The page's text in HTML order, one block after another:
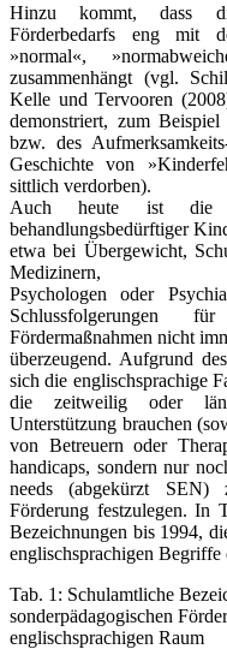
Hinzu kommt, dass
Förderbedarfs eng mit
»normal«,
zusammenhängt (vgl.
Kelle und Tervooren
demonstriert, zum
bzw. des
Geschichte von
sittlich verdorben).
Auch heute ist die
behandlungsbedürftiger
etwa bei Übergewicht,
Medizinern,
Psychologen oder
Schlussfol­gerungen
Fördermaßnahmen nicht
überzeugend. Aufgrund
sich die englischsprachige
die zeitweilig oder
Unterstützung brauchen
von Betreuern oder
handicaps, sondern nur
needs (abgekürzt SEN)
Förderung festzulegen. In
Bezeichnungen bis 1994,
englischsprachigen Begriffe
Tab. 1: Schulamtliche
sonderpädagogischen
englischsprachigen Raum